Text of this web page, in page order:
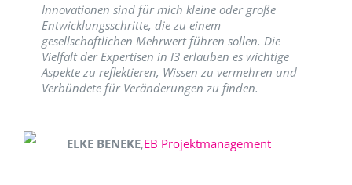
Innovationen sind für mich kleine oder große
Entwicklungsschritte, die zu einem
gesellschaftlichen Mehrwert führen sollen. Die
Vielfalt der Expertisen in I3 erlauben es wichtige
Aspekte zu reflektieren, Wissen zu vermehren und
Verbündete für Veränderungen zu finden.
ELKE BENEKE,EB Projektmanagement